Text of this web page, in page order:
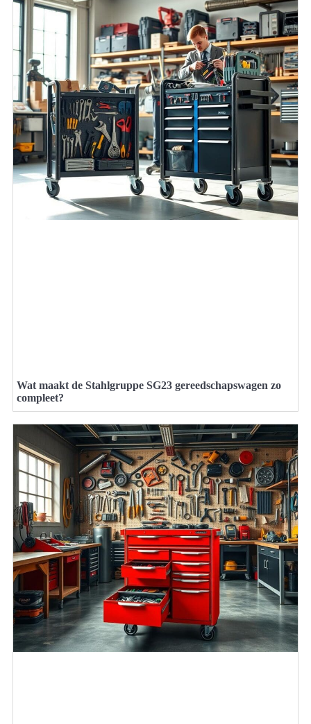
Wat maakt de Stahlgruppe SG23 gereedschapswagen zo
compleet?